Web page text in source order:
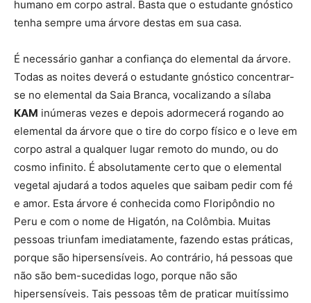
humano em corpo astral. Basta que o estudante gnóstico
tenha sempre uma árvore destas em sua casa.
É necessário ganhar a confiança do elemental da árvore.
Todas as noites deverá o estudante gnóstico concentrar-
se no elemental da Saia Branca, vocalizando a sílaba
KAM inúmeras vezes e depois adormecerá rogando ao
elemental da árvore que o tire do corpo físico e o leve em
corpo astral a qualquer lugar remoto do mundo, ou do
cosmo infinito. É absolutamente certo que o elemental
vegetal ajudará a todos aqueles que saibam pedir com fé
e amor. Esta árvore é conhecida como Floripôndio no
Peru e com o nome de Higatón, na Colômbia. Muitas
pessoas triunfam imediatamente, fazendo estas práticas,
porque são hipersensíveis. Ao contrário, há pessoas que
não são bem-sucedidas logo, porque não são
hipersensíveis. Tais pessoas têm de praticar muitíssimo